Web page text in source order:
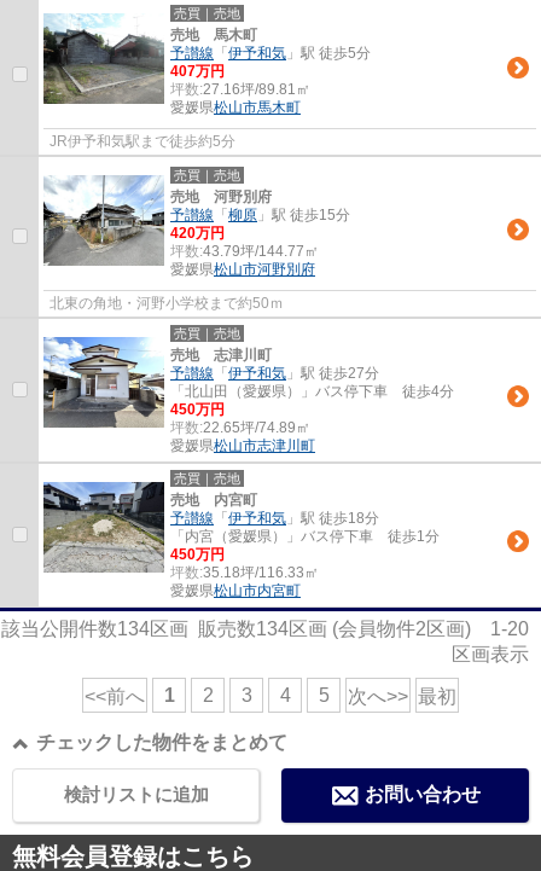
売買｜売地
売地 馬木町
予讃線 「 伊予和気 」駅 徒歩5分
407万円
坪数:27.16坪/89.81㎡
愛媛県松山市馬木町
JR伊予和気駅まで徒歩約5分
売買｜売地
売地 河野別府
予讃線 「 柳原 」駅 徒歩15分
420万円
坪数:43.79坪/144.77㎡
愛媛県松山市河野別府
北東の角地・河野小学校まで約50ｍ
売買｜売地
売地 志津川町
予讃線 「 伊予和気 」駅 徒歩27分
「北山田（愛媛県）」バス停下車 徒歩4分
450万円
坪数:22.65坪/74.89㎡
愛媛県松山市志津川町
売買｜売地
売地 内宮町
予讃線 「 伊予和気 」駅 徒歩18分
「内宮（愛媛県）」バス停下車 徒歩1分
450万円
坪数:35.18坪/116.33㎡
愛媛県松山市内宮町
該当公開件数134区画 販売数134区画 (会員物件2区画) 1-20
区画表示
<<前へ 1 2 3 4 5 次へ>> 最初
チェックした物件をまとめて
お問い合わせ
検討リストに追加
無料会員登録はこちら